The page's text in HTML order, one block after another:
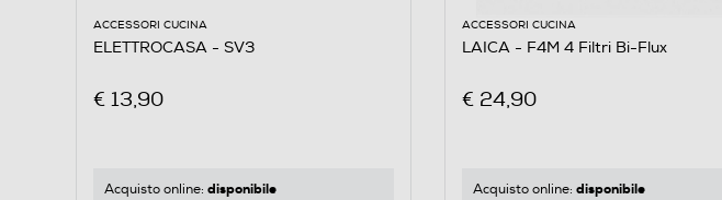
ACCESSORI CUCINA
ELETTROCASA - SV3
€ 13,90
Acquisto online: disponibile
ACCESSORI CUCINA
LAICA - F4M 4 Filtri Bi-Flux
€ 24,90
Acquisto online: disponibile